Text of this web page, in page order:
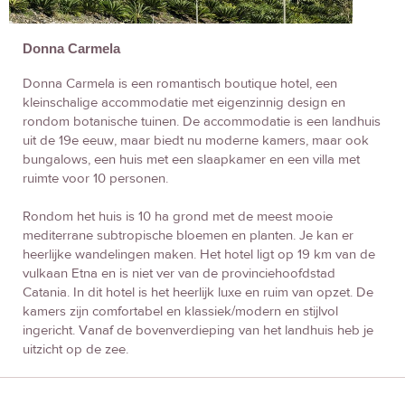
Donna Carmela
Donna Carmela is een romantisch boutique hotel, een
kleinschalige accommodatie met eigenzinnig design en
rondom botanische tuinen. De accommodatie is een landhuis
uit de 19e eeuw, maar biedt nu moderne kamers, maar ook
bungalows, een huis met een slaapkamer en een villa met
ruimte voor 10 personen.
Rondom het huis is 10 ha grond met de meest mooie
mediterrane subtropische bloemen en planten. Je kan er
heerlijke wandelingen maken. Het hotel ligt op 19 km van de
vulkaan Etna en is niet ver van de provinciehoofdstad
Catania. In dit hotel is het heerlijk luxe en ruim van opzet. De
kamers zijn comfortabel en klassiek/modern en stijlvol
ingericht. Vanaf de bovenverdieping van het landhuis heb je
uitzicht op de zee.